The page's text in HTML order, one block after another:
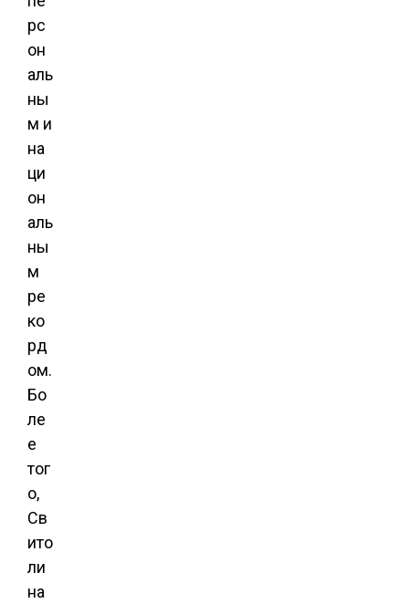
рс
он
аль
ны
м и
на
ци
он
аль
ны
м
ре
ко
рд
ом.
Бо
ле
е
тог
о,
Св
ито
ли
на